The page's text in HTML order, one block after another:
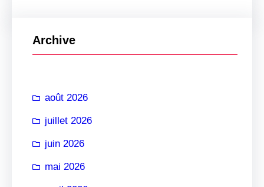
h
e
Archive
août 2026
juillet 2026
juin 2026
mai 2026